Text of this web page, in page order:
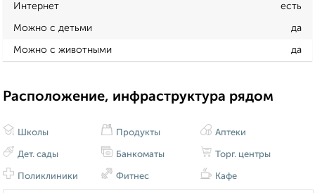
Интернет есть
Можно с детьми да
Можно с животными да
Расположение, инфраструктура рядом
Школы
Дет. сады
Поликлиники
Продукты
Банкоматы
Фитнес
Аптеки
Торг. центры
Кафе